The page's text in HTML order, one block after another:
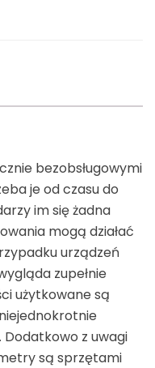
bezobsługowymi
je od czasu do
im się żadna
mogą działać
urządzeń
zupełnie
użytkowane są
z uwagi
są sprzętami